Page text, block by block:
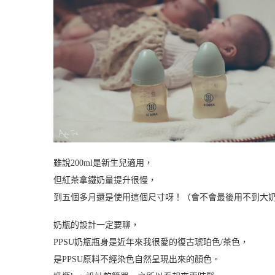
雖說200ml是新生兒適用，
但紅茶拿鐵奶量提升很慢，
到五個多月還是使用這個尺寸呀！（會不會最後用不到大
奶瓶的設計一定要聊，
PPSU奶瓶瓶身是近年來我很愛的復古琥珀色/茶色，
是PPSU原料不經染色自然呈現出來的顏色。